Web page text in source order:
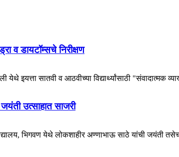
व डायटॉम्सचे निरीक्षण
इयत्ता सातवी व आठवीच्या विद्यार्थ्यांसाठी "संवादात्मक
उत्साहात साजरी
भिगवण येथे लोकशाहीर अण्णाभाऊ साठे यांची जयंती